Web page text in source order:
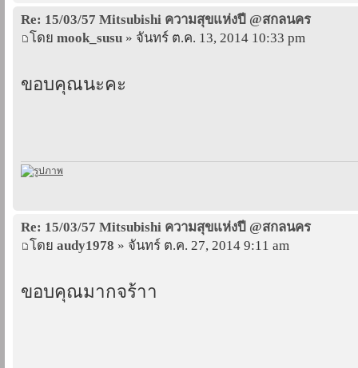
Re: 15/03/57 Mitsubishi ความสุขแห่งปี @สกลนคร
โดย mook_susu » จันทร์ ต.ค. 13, 2014 10:33 pm
ขอบคุณนะคะ
Re: 15/03/57 Mitsubishi ความสุขแห่งปี @สกลนคร
โดย audy1978 » จันทร์ ต.ค. 27, 2014 9:11 am
ขอบคุณมากจร้าา